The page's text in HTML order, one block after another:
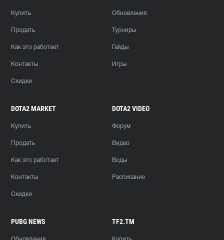
Купить
Продать
Как это работает
Контакты
Скидки
Обновления
Турниры
Гайды
Игры
DOTA2 MARKET
Купить
Продать
Как это работает
Контакты
Скидки
DOTA2 VIDEO
Форум
Видео
Воды
Расписание
PUBG NEWS TF2.TM